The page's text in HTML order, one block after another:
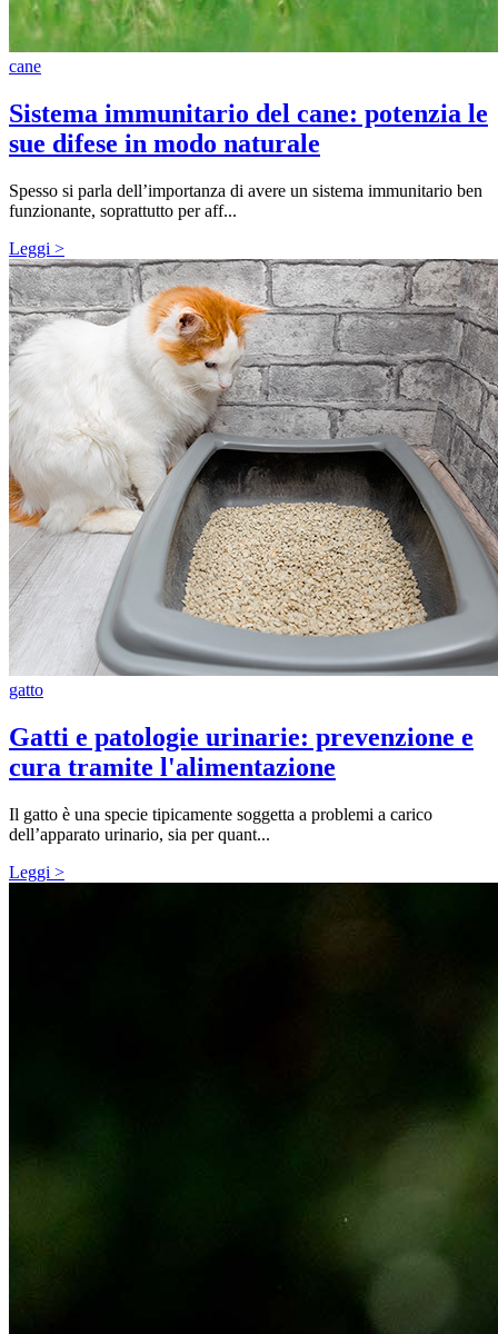
cane
Sistema immunitario del cane: potenzia le
sue difese in modo naturale
Spesso si parla dell’importanza di avere un sistema immunitario ben
funzionante, soprattutto per aff...
Leggi >
gatto
Gatti e patologie urinarie: prevenzione e
cura tramite l'alimentazione
Il gatto è una specie tipicamente soggetta a problemi a carico
dell’apparato urinario, sia per quant...
Leggi >